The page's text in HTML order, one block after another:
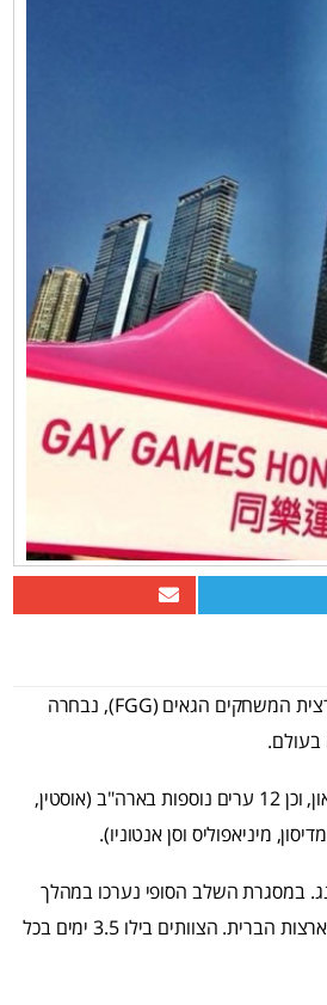
בהצבעה שנערכה ב-30 לאוקטובר בפריס, צרפת, במסגרת העצרת הכללית של פדרצית המשחקים הגאים (FGG), נבחרה
בסך הכל התחרו על אירוח המשחקים 17 ערים מרחבי העולם, בהן תל אביב, קייפטאון, וכן 12 ערים נוספות בארה"ב (אוסטין,
מיניאפוליס וסן אנטוניו).
במסגרת השלב הסופי נערכו במהלך
קיץ 2017 בדיקות שטח לערים, על ידי צוות של פקחים מאוסטרליה, גרמניה, קנדה וארצות הברית. הצוותים בילו 3.5 ימים בכל